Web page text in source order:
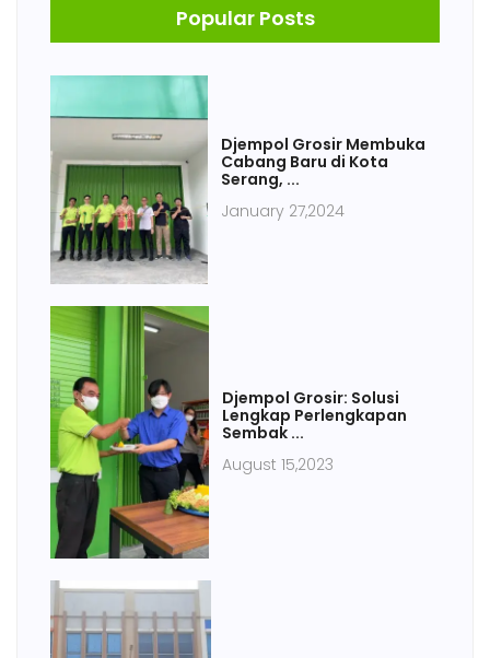
Popular Posts
Djempol Grosir Membuka
Cabang Baru di Kota
Serang, ...
January 27,2024
Djempol Grosir: Solusi
Lengkap Perlengkapan
Sembak ...
August 15,2023